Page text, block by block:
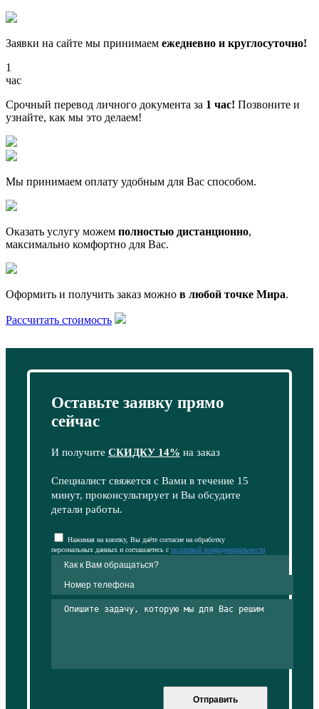
Заявки на сайте мы принимаем ежедневно и круглосуточно!
1
час
Срочный перевод личного документа за 1 час! Позвоните и
узнайте, как мы это делаем!
Мы принимаем оплату удобным для Вас способом.
Оказать услугу можем полностью дистанционно,
максимально комфортно для Вас.
Оформить и получить заказ можно в любой точке Мира.
Рассчитать стоимость
Оставьте заявку прямо
сейчас
И получите СКИДКУ 14% на заказ
Специалист свяжется с Вами в течение 15
минут, проконсультирует и Вы обсудите
детали работы.
Нажимая на кнопку, Вы даёте согласие на обработку
персональных данных и соглашаетесь с политикой конфиденциальности
Отправить